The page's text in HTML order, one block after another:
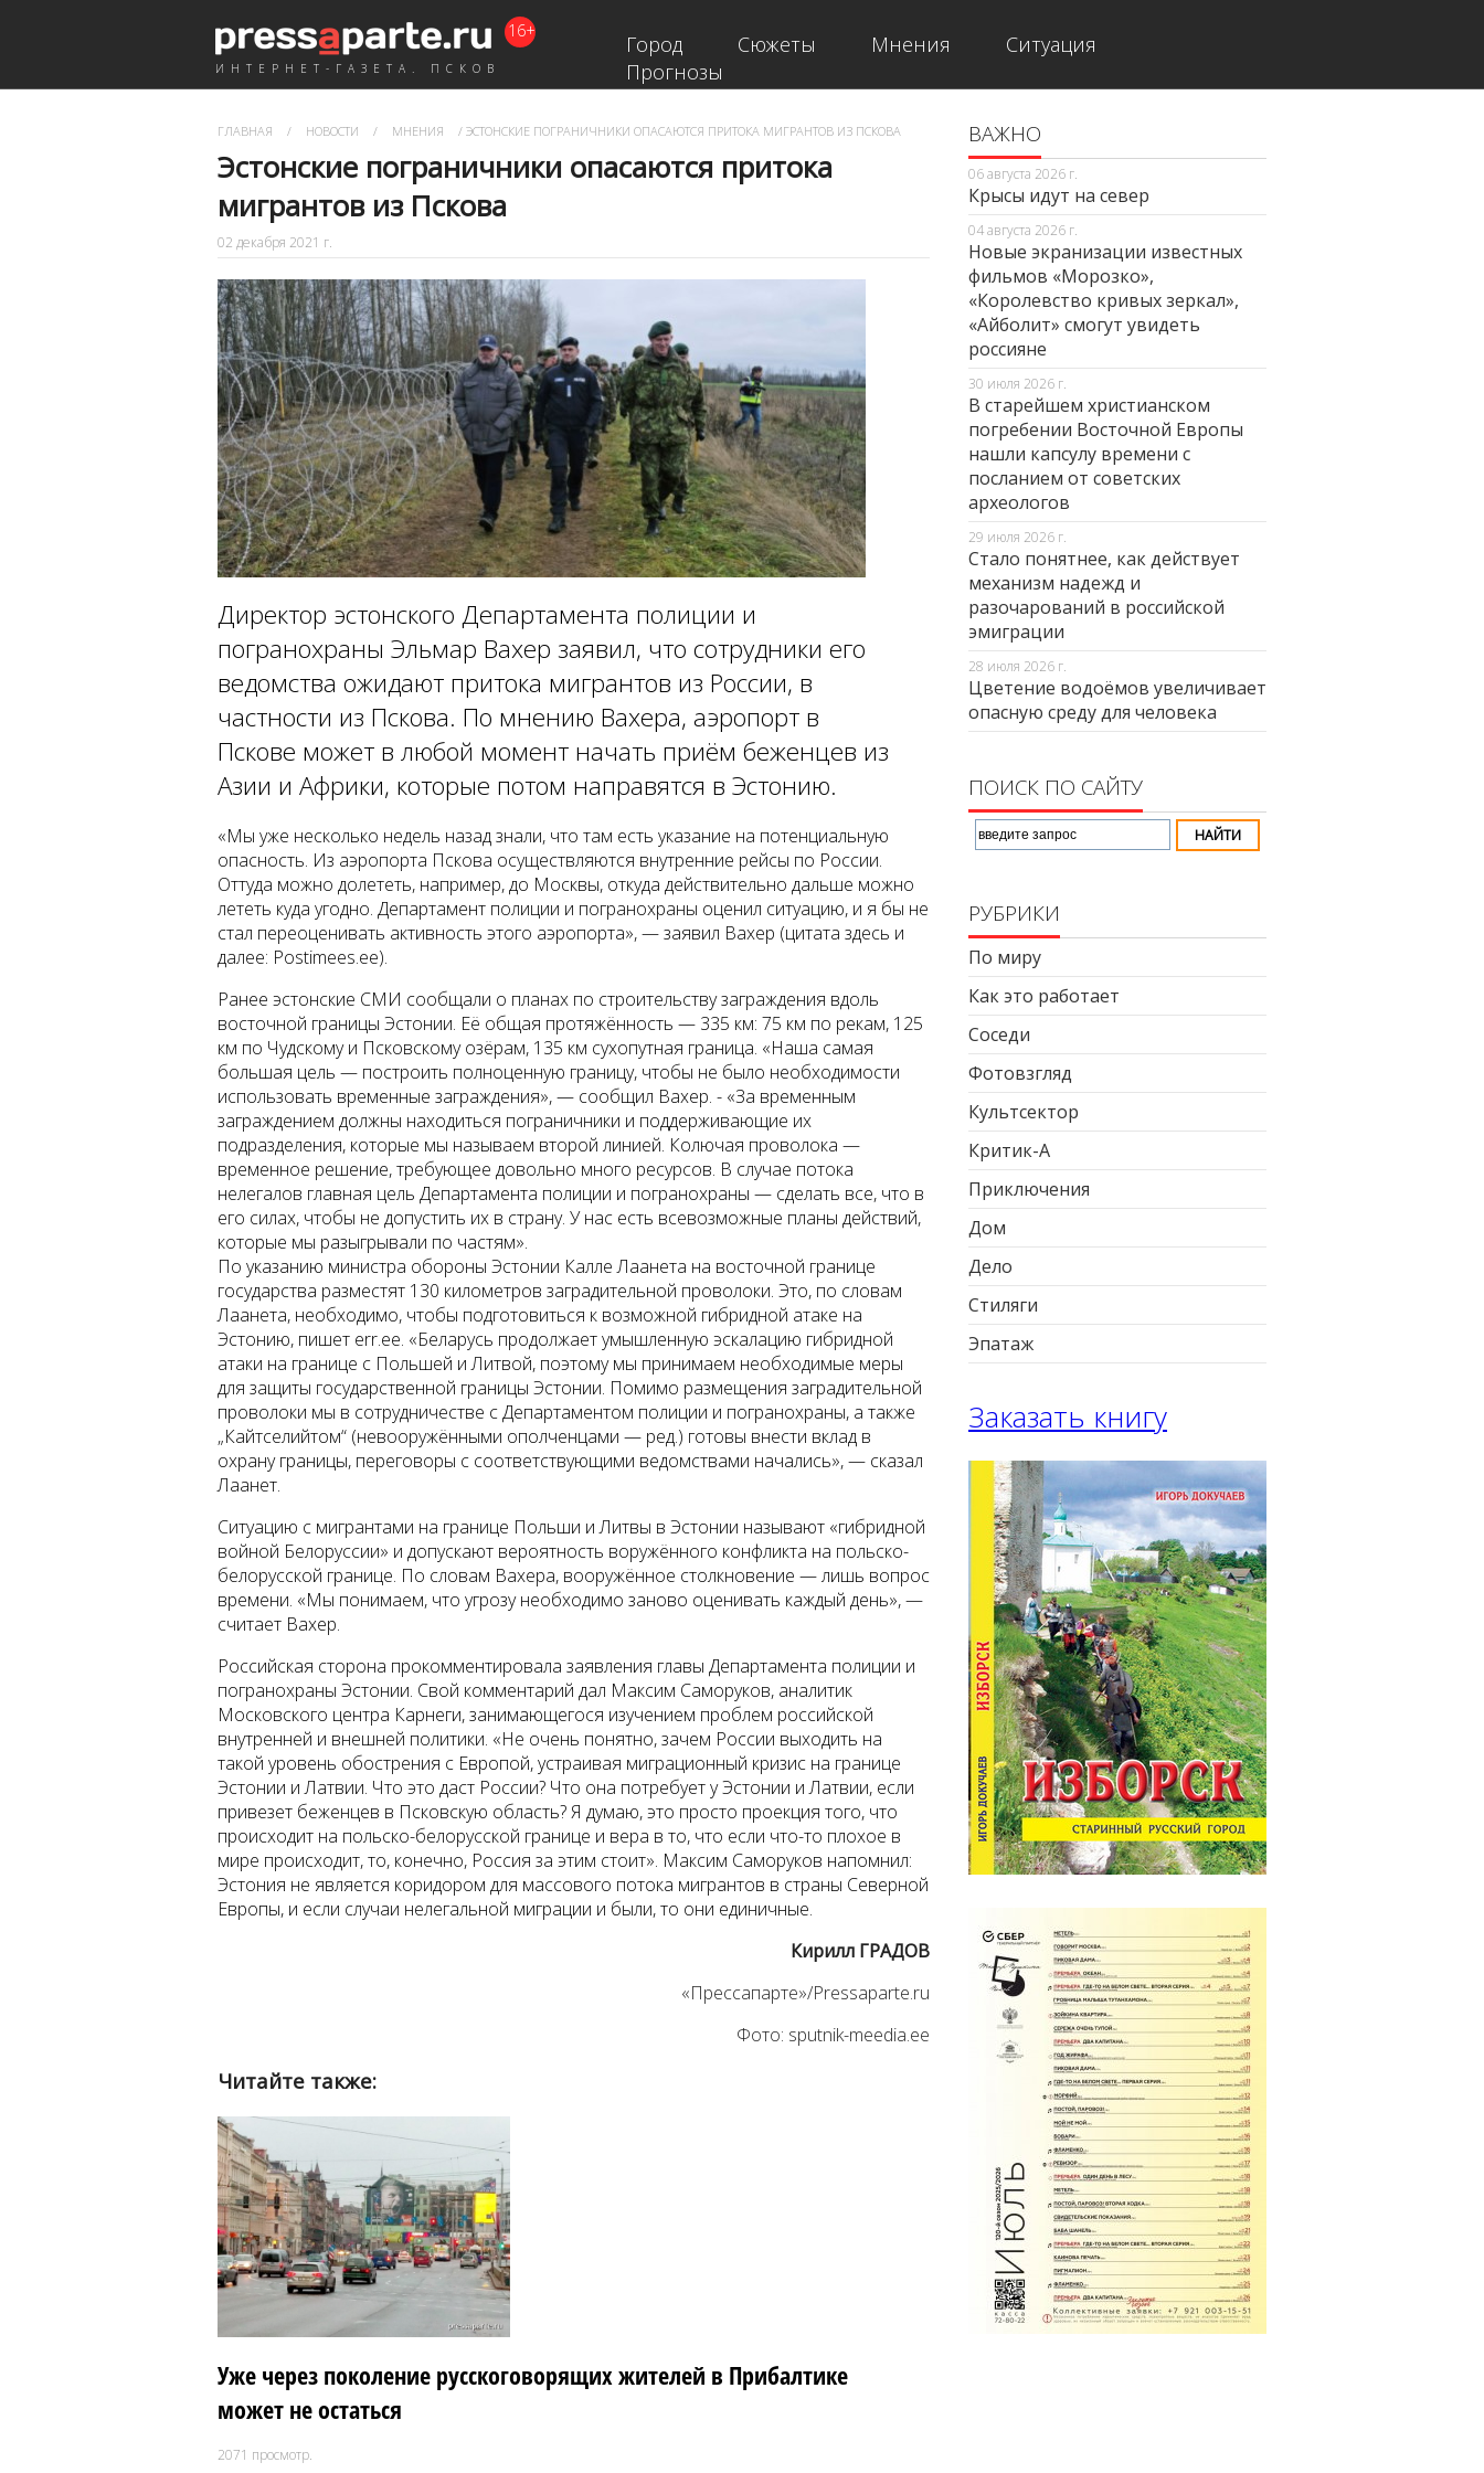
ИНТЕРНЕТ-ГАЗЕТА. ПСКОВ
16+
Город Сюжеты Мнения
Ситуация
Прогнозы
ГЛАВНАЯ / НОВОСТИ / МНЕНИЯ / ЭСТОНСКИЕ ПОГРАНИЧНИКИ ОПАСАЮТСЯ ПРИТОКА МИГРАНТОВ ИЗ ПСКОВА
Эстонские пограничники опасаются притока
мигрантов из Пскова
02 декабря 2021 г.
Директор эстонского Департамента полиции и
погранохраны Эльмар Вахер заявил, что сотрудники его
ведомства ожидают притока мигрантов из России, в
частности из Пскова. По мнению Вахера, аэропорт в
Пскове может в любой момент начать приём беженцев из
Азии и Африки, которые потом направятся в Эстонию.
«Мы уже несколько недель назад знали, что там есть указание на потенциальную
опасность. Из аэропорта Пскова осуществляются внутренние рейсы по России.
Оттуда можно долететь, например, до Москвы, откуда действительно дальше можно
лететь куда угодно. Департамент полиции и погранохраны оценил ситуацию, и я бы не
стал переоценивать активность этого аэропорта», — заявил Вахер (цитата здесь и
далее: Postimees.ee).
Ранее эстонские СМИ сообщали о планах по строительству заграждения вдоль
восточной границы Эстонии. Её общая протяжённость — 335 км: 75 км по рекам, 125
км по Чудскому и Псковскому озёрам, 135 км сухопутная граница. «Наша самая
большая цель — построить полноценную границу, чтобы не было необходимости
использовать временные заграждения», — сообщил Вахер. - «За временным
заграждением должны находиться пограничники и поддерживающие их
подразделения, которые мы называем второй линией. Колючая проволока —
временное решение, требующее довольно много ресурсов. В случае потока
нелегалов главная цель Департамента полиции и погранохраны — сделать все, что в
его силах, чтобы не допустить их в страну. У нас есть всевозможные планы действий,
которые мы разыгрывали по частям».
По указанию министра обороны Эстонии Калле Лаанета на восточной границе
государства разместят 130 километров заградительной проволоки. Это, по словам
Лаанета, необходимо, чтобы подготовиться к возможной гибридной атаке на
Эстонию, пишет err.ee. «Беларусь продолжает умышленную эскалацию гибридной
атаки на границе с Польшей и Литвой, поэтому мы принимаем необходимые меры
для защиты государственной границы Эстонии. Помимо размещения заградительной
проволоки мы в сотрудничестве с Департаментом полиции и погранохраны, а также
„Кайтселийтом“ (невооружёнными ополченцами — ред.) готовы внести вклад в
охрану границы, переговоры с соответствующими ведомствами начались», — сказал
Лаанет.
Ситуацию с мигрантами на границе Польши и Литвы в Эстонии называют «гибридной
войной Белоруссии» и допускают вероятность воружённого конфликта на польско-
белорусской границе. По словам Вахера, вооружённое столкновение — лишь вопрос
времени. «Мы понимаем, что угрозу необходимо заново оценивать каждый день», —
считает Вахер.
Российская сторона прокомментировала заявления главы Департамента полиции и
погранохраны Эстонии. Свой комментарий дал Максим Саморуков, аналитик
Московского центра Карнеги, занимающегося изучением проблем российской
внутренней и внешней политики. «Не очень понятно, зачем России выходить на
такой уровень обострения с Европой, устраивая миграционный кризис на границе
Эстонии и Латвии. Что это даст России? Что она потребует у Эстонии и Латвии, если
привезет беженцев в Псковскую область? Я думаю, это просто проекция того, что
происходит на польско-белорусской границе и вера в то, что если что-то плохое в
мире происходит, то, конечно, Россия за этим стоит». Максим Саморуков напомнил:
Эстония не является коридором для массового потока мигрантов в страны Северной
Европы, и если случаи нелегальной миграции и были, то они единичные.
Кирилл ГРАДОВ
«Прессапарте»/Pressaparte.ru
Фото: sputnik-meedia.ee
Читайте также:
Уже через поколение русскоговорящих жителей в Прибалтике
может не остаться
2071 просмотр.
ВАЖНО
06 августа 2026 г.
Крысы идут на север
04 августа 2026 г.
Новые экранизации известных
фильмов «Морозко»,
«Королевство кривых зеркал»,
«Айболит» смогут увидеть
россияне
30 июля 2026 г.
В старейшем христианском
погребении Восточной Европы
нашли капсулу времени с
посланием от советских
археологов
29 июля 2026 г.
Стало понятнее, как действует
механизм надежд и
разочарований в российской
эмиграции
28 июля 2026 г.
Цветение водоёмов увеличивает
опасную среду для человека
ПОИСК ПО САЙТУ
РУБРИКИ
По миру
Как это работает
Соседи
Фотовзгляд
Культсектор
Критик-А
Приключения
Дом
Дело
Стиляги
Эпатаж
Заказать книгу